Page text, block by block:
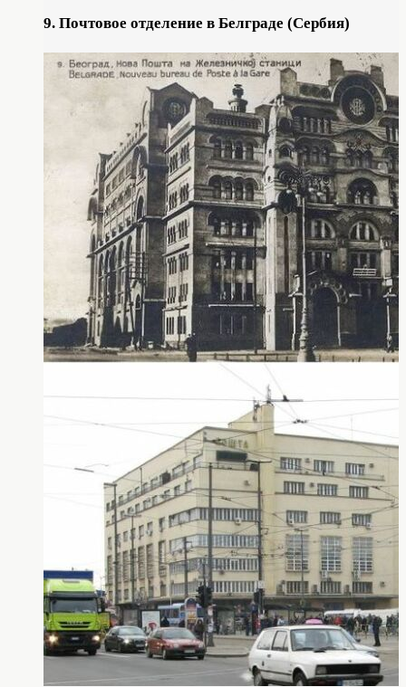
9. Почтовое отделение в Белграде (Сербия)